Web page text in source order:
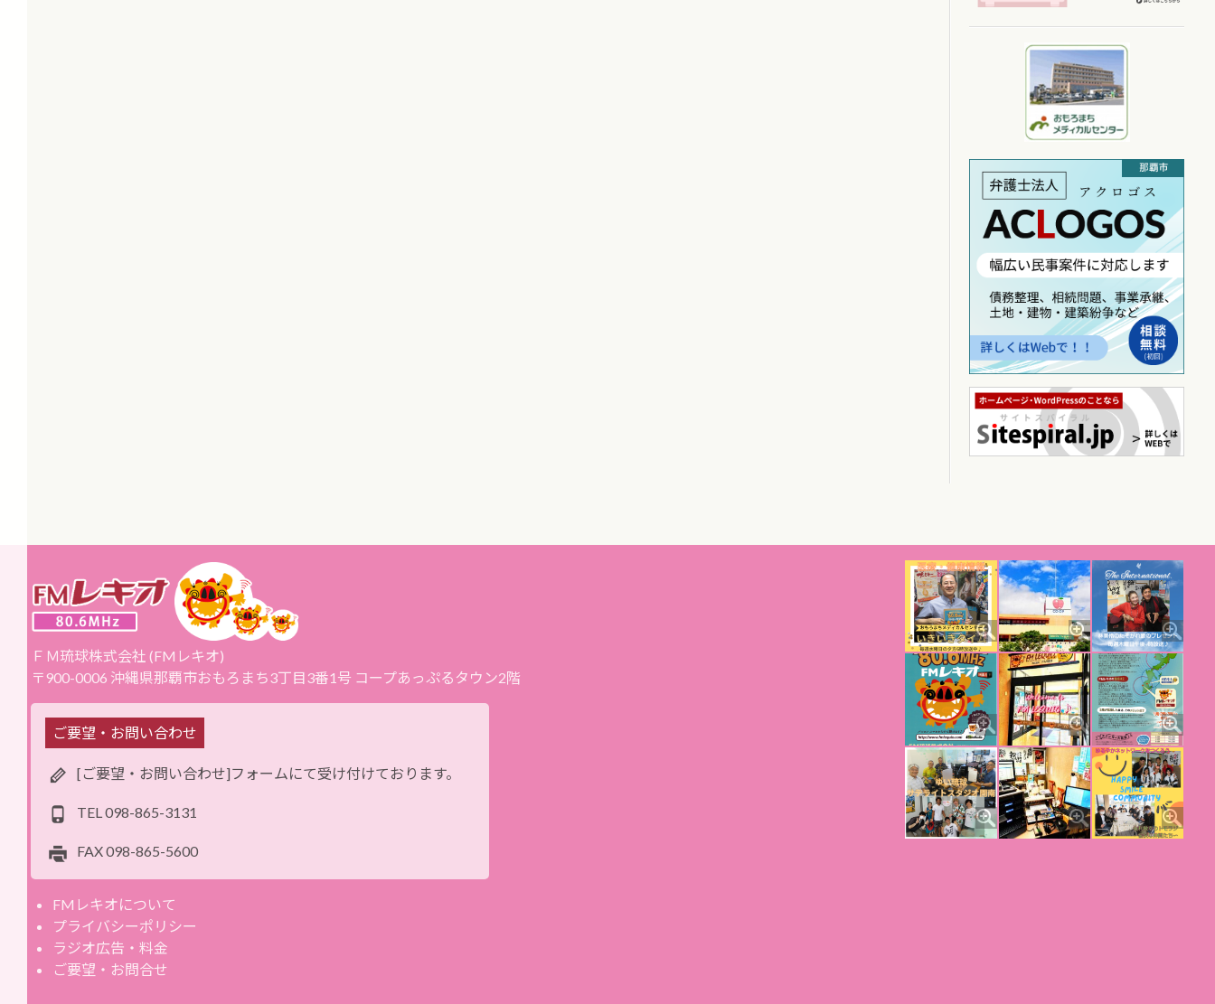
ＦＭ琉球株式会社 (FMレキオ)
〒900-0006 沖縄県那覇市おもろまち3丁目3番1号 コープあっぷるタウン2階
ご要望・お問い合わせ
[ご要望・お問い合わせ]フォームにて受け付けております。
TEL 098-865-3131
FAX098-865-5600
FMレキオについて
プライバシーポリシー
ラジオ広告・料金
ご要望・お問合せ